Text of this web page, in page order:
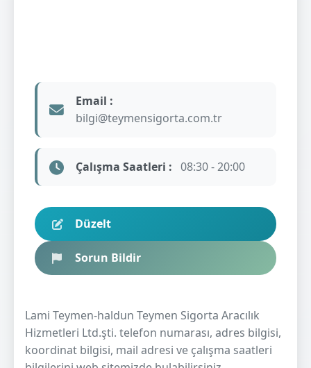
Email :
bilgi@teymensigorta.com.tr
Çalışma Saatleri : 08:30 - 20:00
Düzelt
Sorun Bildir
Lami Teymen-haldun Teymen Sigorta Aracılık
Hizmetleri Ltd.şti. telefon numarası, adres bilgisi,
koordinat bilgisi, mail adresi ve çalışma saatleri